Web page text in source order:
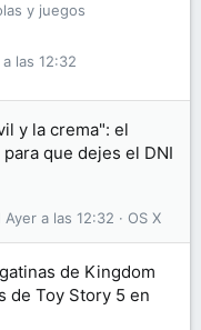
y juegos
a las 12:32
y la crema": el
que dejes el DNI
OS X
Ayer a las 12:32
de Kingdom
de Toy Story 5 en